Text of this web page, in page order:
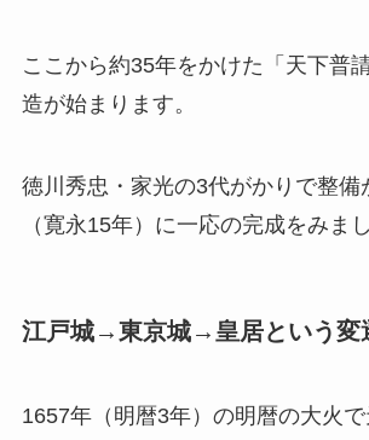
ここから約35年をかけた「天下普
造が始まります。
徳川秀忠・家光の3代がかりで整備
（寛永15年）に一応の完成をみまし
江戸城→東京城→皇居という変
1657年（明暦3年）の明暦の大火